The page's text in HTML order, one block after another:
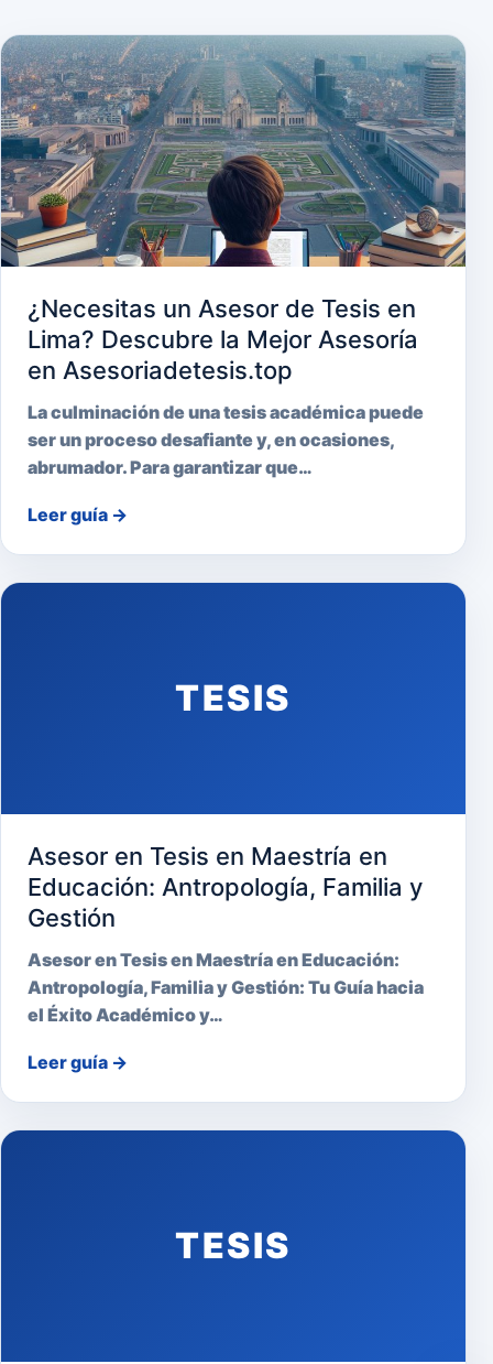
¿Necesitas un Asesor de Tesis en
Lima? Descubre la Mejor Asesoría
en Asesoriadetesis.top
La culminación de una tesis académica puede
ser un proceso desafiante y, en ocasiones,
abrumador. Para garantizar que…
Leer guía →
TESIS
Asesor en Tesis en Maestría en
Educación: Antropología, Familia y
Gestión
Asesor en Tesis en Maestría en Educación:
Antropología, Familia y Gestión: Tu Guía hacia
el Éxito Académico y…
Leer guía →
TESIS